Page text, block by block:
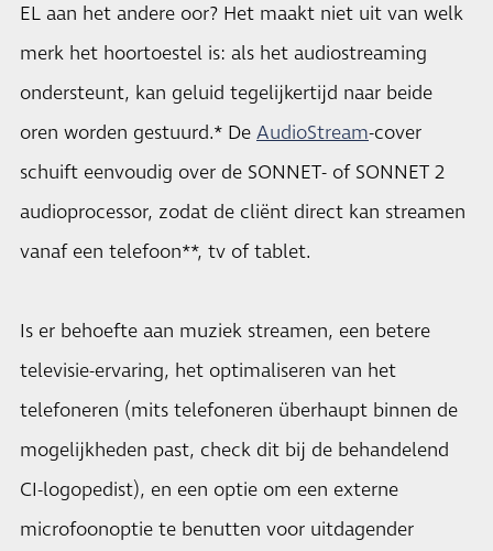
EL aan het andere oor? Het maakt niet uit van welk
merk het hoortoestel is: als het audiostreaming
ondersteunt, kan geluid tegelijkertijd naar beide
oren worden gestuurd.* De AudioStream-cover
schuift eenvoudig over de SONNET- of SONNET 2
audioprocessor, zodat de cliënt direct kan streamen
vanaf een telefoon**, tv of tablet.
Is er behoefte aan muziek streamen, een betere
televisie-ervaring, het optimaliseren van het
telefoneren (mits telefoneren überhaupt binnen de
mogelijkheden past, check dit bij de behandelend
CI-logopedist), en een optie om een externe
microfoonoptie te benutten voor uitdagender